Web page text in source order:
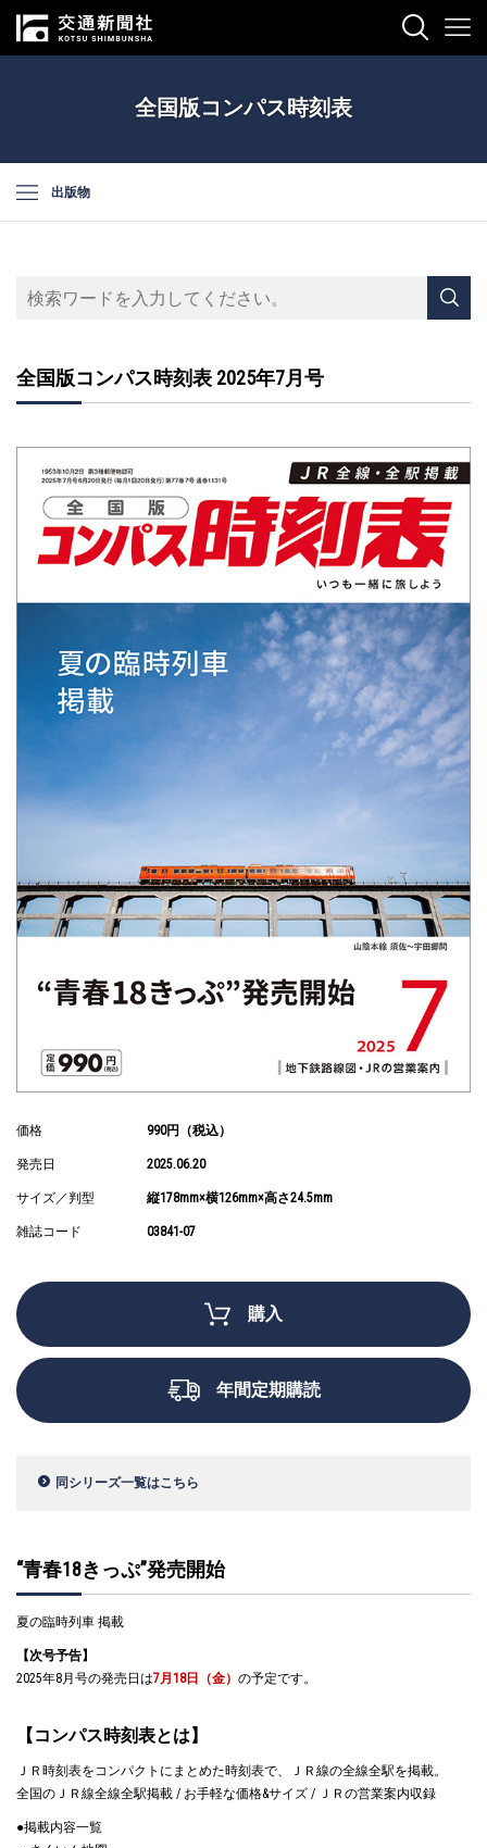
全国版コンパス時刻表
出版物
全国版コンパス時刻表 2025年7月号
価格 990円（税込）
発売日 2025.06.20
サイズ／判型 縦178mm×横126mm×高さ24.5mm
雑誌コード 03841-07
購入
年間定期購読
同シリーズ一覧はこちら
“青春18きっぷ”発売開始
夏の臨時列車 掲載
【次号予告】
2025年8月号の発売日は7月18日（金） の予定です。
【コンパス時刻表とは】
ＪＲ時刻表をコンパクトにまとめた時刻表で、ＪＲ線の全線全駅を掲載。
全国のＪＲ線全線全駅掲載 / お手軽な価格&サイズ / ＪＲの営業案内収録
●掲載内容一覧